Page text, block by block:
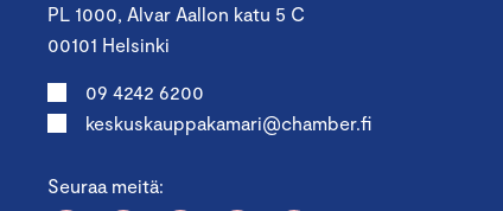
PL 1000, Alvar Aallon katu 5 C
00101 Helsinki
09 4242 6200
keskuskauppakamari@chamber.fi
Seuraa meitä: